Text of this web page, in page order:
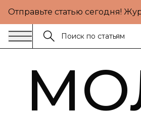
Отправьте статью сегодня!